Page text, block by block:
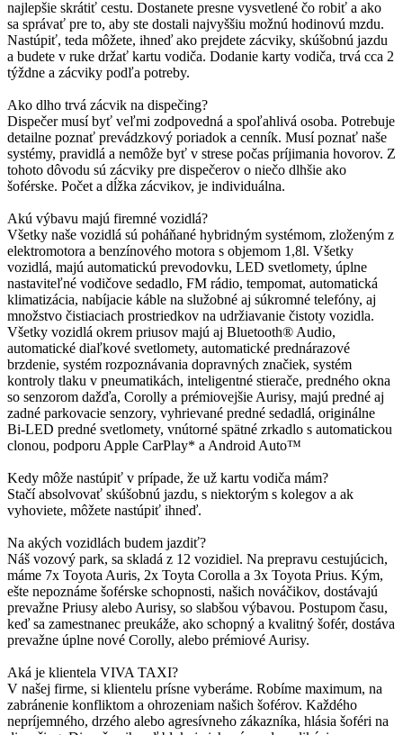
najlepšie skrátiť cestu. Dostanete presne vysvetlené čo robiť a ako
sa správať pre to, aby ste dostali najvyššiu možnú hodinovú mzdu.
Nastúpiť, teda môžete, ihneď ako prejdete zácviky, skúšobnú jazdu
a budete v ruke držať kartu vodiča. Dodanie karty vodiča, trvá cca 2
týždne a zácviky podľa potreby.
Ako dlho trvá zácvik na dispečing?
Dispečer musí byť veľmi zodpovedná a spoľahlivá osoba. Potrebuje
detailne poznať prevádzkový poriadok a cenník. Musí poznať naše
systémy, pravidlá a nemôže byť v strese počas príjimania hovorov. Z
tohoto dôvodu sú zácviky pre dispečerov o niečo dlhšie ako
šoférske. Počet a dĺžka zácvikov, je individuálna.
Akú výbavu majú firemné vozidlá?
Všetky naše vozidlá sú poháňané hybridným systémom, zloženým z
elektromotora a benzínového motora s objemom 1,8l. Všetky
vozidlá, majú automatickú prevodovku, LED svetlomety, úplne
nastaviteľné vodičove sedadlo, FM rádio, tempomat, automatická
klimatizácia, nabíjacie káble na služobné aj súkromné telefóny, aj
množstvo čistiaciach prostriedkov na udržiavanie čistoty vozidla.
Všetky vozidlá okrem priusov majú aj Bluetooth® Audio,
automatické diaľkové svetlomety, automatické prednárazové
brzdenie, systém rozpoznávania dopravných značiek, systém
kontroly tlaku v pneumatikách, inteligentné stierače, predného okna
so senzorom dažďa, Corolly a prémiovejšie Aurisy, majú predné aj
zadné parkovacie senzory, vyhrievané predné sedadlá, originálne
Bi-LED predné svetlomety, vnútorné spätné zrkadlo s automatickou
clonou, podporu Apple CarPlay* a Android Auto™
Kedy môže nastúpiť v prípade, že už kartu vodiča mám?
Stačí absolvovať skúšobnú jazdu, s niektorým s kolegov a ak
vyhoviete, môžete nastúpiť ihneď.
Na akých vozidlách budem jazdiť?
Náš vozový park, sa skladá z 12 vozidiel. Na prepravu cestujúcich,
máme 7x Toyota Auris, 2x Toyta Corolla a 3x Toyota Prius. Kým,
ešte nepoznáme šoférske schopnosti, našich nováčikov, dostávajú
prevažne Priusy alebo Aurisy, so slabšou výbavou. Postupom času,
keď sa zamestnanec preukáže, ako schopný a kvalitný šofér, dostáva
prevažne úplne nové Corolly, alebo prémiové Aurisy.
Aká je klientela VIVA TAXI?
V našej firme, si klientelu prísne vyberáme. Robíme maximum, na
zabránenie konfliktom a ohrozeniam našich šoférov. Každého
nepríjemného, drzého alebo agresívneho zákazníka, hlásia šoféri na